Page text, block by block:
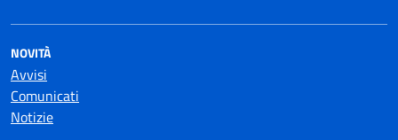
NOVITÀ
Avvisi
Comunicati
Notizie